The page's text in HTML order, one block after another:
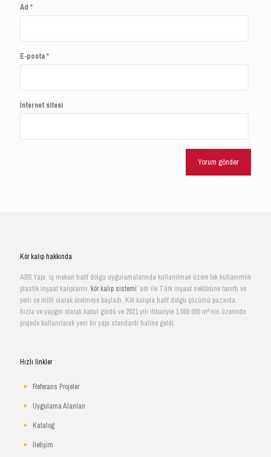
Ad*
E-posta*
İnternet sitesi
Kör kalıp hakkında
ABS Yapı, iç mekan hafif dolgu uygulamalarında kullanılmak üzere tek kullanımlık
plastik inşaat kalıplarını ‘kör kalıp sistemi’ adı ile Türk inşaat sektörüne tanıttı ve
yerli ve milli olarak üretmeye başladı. Kör kalıpla hafif dolgu çözümü pazarda
hızla ve yaygın olarak kabul gördü ve 2021 yılı itibariyle 1.000.000 m²’nin üzerinde
projede kullanılarak yeni bir yapı standardı haline geldi.
Hızlı linkler
Referans Projeler
Uygulama Alanları
Katalog
İletişim